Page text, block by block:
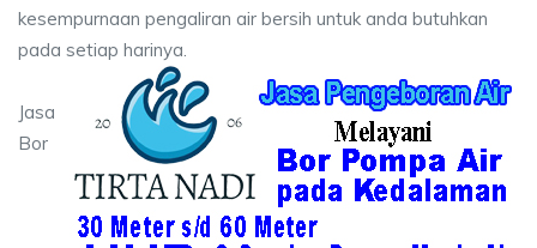
kesempurnaan pengaliran air bersih untuk anda butuhkan
pada setiap harinya.
Jasa
Bor